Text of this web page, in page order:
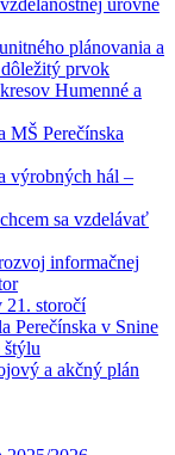
úrovne
plánovania a
dôležitý prvok
Humenné a
MŠ Perečínska
výrobných hál –
sa vzdelávať
informačnej
21. storočí
Perečínska v Snine
štýlu
a akčný plán